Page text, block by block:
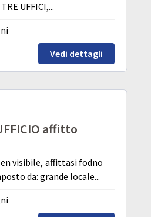
UFFICI,...
Vedi dettagli
affitto
visibile, affittasi fodno
da: grande locale...